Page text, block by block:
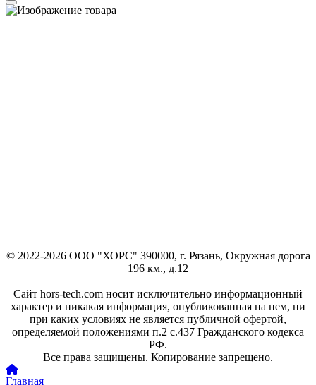
© 2022-2026 ООО "ХОРС" 390000, г. Рязань, Окружная дорога
196 км., д.12
Сайт hors-tech.com носит исключительно информационный
характер и никакая информация, опубликованная на нем, ни
при каких условиях не является публичной офертой,
определяемой положениями п.2 с.437 Гражданского кодекса
РФ.
Все права защищены. Копирование запрещено.
Главная